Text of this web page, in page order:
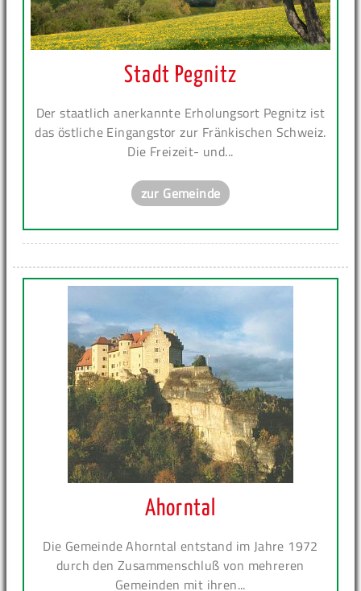
Stadt Pegnitz
Der staatlich anerkannte Erholungsort Pegnitz ist
das östliche Eingangstor zur Fränkischen Schweiz.
Die Freizeit- und...
zur Gemeinde
Ahorntal
Die Gemeinde Ahorntal entstand im Jahre 1972
durch den Zusammenschluß von mehreren
Gemeinden mit ihren...